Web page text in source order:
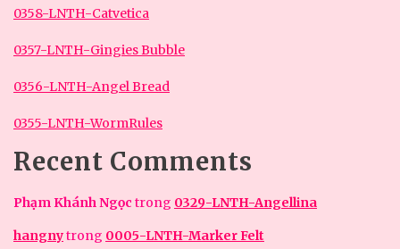
0358-LNTH-Catvetica
0357-LNTH-Gingies Bubble
0356-LNTH-Angel Bread
0355-LNTH-WormRules
Recent Comments
Phạm Khánh Ngọc trong 0329-LNTH-Angellina
hangnytrong 0005-LNTH-Marker Felt